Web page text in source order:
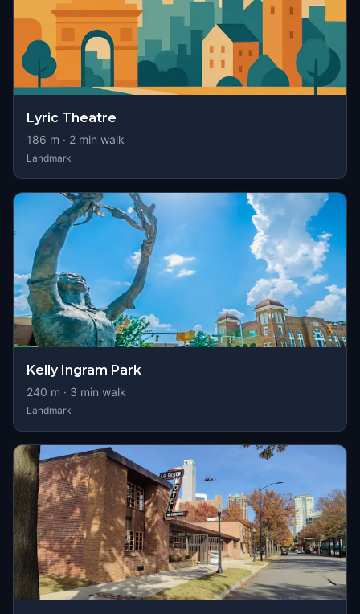
Lyric Theatre
186 m · 2 min walk
Landmark
Kelly Ingram Park
240 m · 3 min walk
Landmark